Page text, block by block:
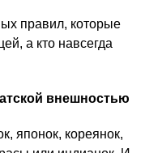
правил, которые
а кто навсегда
внешностью
японок, кореянок,